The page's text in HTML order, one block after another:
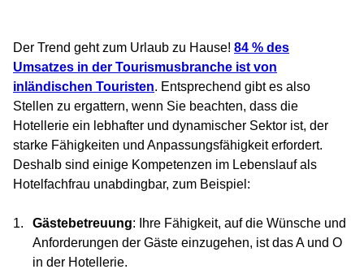
Der Trend geht zum Urlaub zu Hause! 84 % des
Umsatzes in der Tourismusbranche ist von
inländischen Touristen. Entsprechend gibt es also
Stellen zu ergattern, wenn Sie beachten, dass die
Hotellerie ein lebhafter und dynamischer Sektor ist, der
starke Fähigkeiten und Anpassungsfähigkeit erfordert.
Deshalb sind einige Kompetenzen im Lebenslauf als
Hotelfachfrau unabdingbar, zum Beispiel:
Gästebetreuung: Ihre Fähigkeit, auf die Wünsche und
Anforderungen der Gäste einzugehen, ist das A und O
in der Hotellerie.